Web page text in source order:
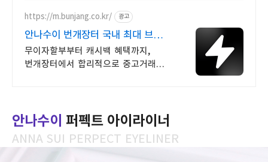
https://m.bunjang.co.kr/ 광고
안나수이 번개장터 국내 최대 브랜드
중고거래
무이자할부부터 캐시백 혜택까지,
번개장터에서 합리적으로 중고거래
안나수이 퍼펙트 아이라이너
ANNA SUI PERPECT EYELINER